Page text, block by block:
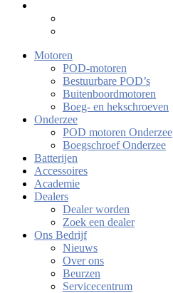
Motoren
POD-motoren
Bestuurbare POD’s
Buitenboordmotoren
Boeg- en hekschroeven
Onderzee
POD motoren Onderzee
Boegschroef Onderzee
Batterijen
Accessoires
Academie
Dealers
Dealer worden
Zoek een dealer
Ons Bedrijf
Nieuws
Over ons
Beurzen
Servicecentrum